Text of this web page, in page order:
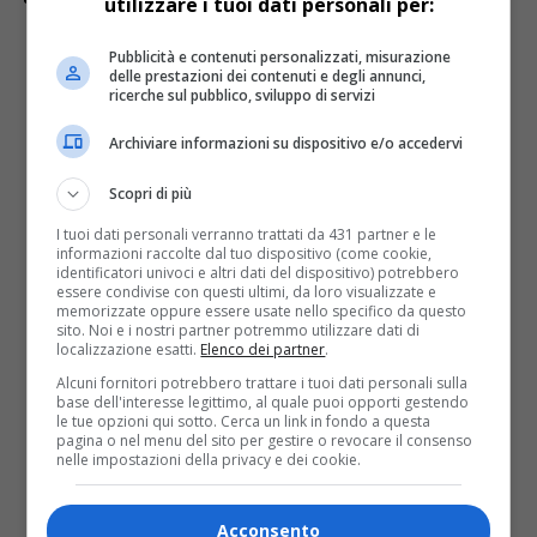
Posizione: deve essere comoda
rispetto ai servizi, ai trasporti e alle
eventuali esigenze lavorative o
familiari;
Metratura: la dimensione della casa
deve essere adatta alle esigenze della
famiglia, poiché nel caso in cui fosse
troppo piccola potrebbe essere
scomoda, mentre troppo grande
potrebbe comportare costi eccessivi.
Esposizione: l’esposizione della casa
Pubblicità e contenuti personalizzati, misurazione
delle prestazioni dei contenuti e degli annunci,
ricerche sul pubblico, sviluppo di servizi
Archiviare informazioni su dispositivo e/o accedervi
Scopri di più
I tuoi dati personali verranno trattati da 431 partner e le
informazioni raccolte dal tuo dispositivo (come cookie,
identificatori univoci e altri dati del dispositivo) potrebbero
essere condivise con questi ultimi, da loro visualizzate e
memorizzate oppure essere usate nello specifico da questo
sito. Noi e i nostri partner potremmo utilizzare dati di
localizzazione esatti. Elenco dei partner.
Alcuni fornitori potrebbero trattare i tuoi dati personali sulla
base dell'interesse legittimo, al quale puoi opporti gestendo
le tue opzioni qui sotto. Cerca un link in fondo a questa
pagina o nel menu del sito per gestire o revocare il consenso
nelle impostazioni della privacy e dei cookie.
Acconsento